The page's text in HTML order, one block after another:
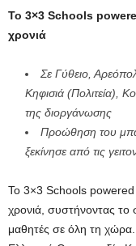
Το 3×3 Schools
χρονιά
Σε Γύθειο,
Κηφισιά (Πολιτεία),
της διοργάνωσης
Προώθηση του
ξεκίνησε από τις
Το 3×3 Schools powered
χρονιά, συστήνοντας το
μαθητές σε όλη τη